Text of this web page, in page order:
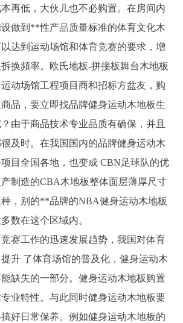
再低，大伙儿也不必购置。在房间内
做到**性产品质量标准的体育文化木
达到运动场馆和体育竞赛的要求，增
换頻率。欧氏地板-拼接板舞台木地板
动场馆工程项目商和招标方盆友，购
品，要立即找品牌健身运动木地板生
由于商品技术专业品质有确保，并且
及时。在我国国内的品牌健身运动木
目全国各地，也变成 CBN足球队的优
制造的CBA木地板整体面层薄厚尺寸
种，别的**品牌的NBA健身运动木地板
数在这个区域内。
赛工作的迅速发展趋势，我国对体育
升 了体育场馆的普及化，健身运动木
缺失的一部分。健身运动木地板购置
业特性。与此同时健身运动木地板要
好日常保养。例如健身运动木地板的